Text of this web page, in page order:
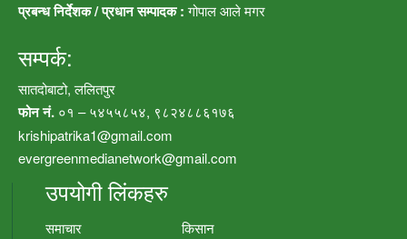
प्रबन्ध निर्देशक / प्रधान सम्पादक :गोपाल आले मगर
सम्पर्क:
सातदोबाटो, ललितपुर
फोन नं. ०१ – ५४५५८५४, ९८२४८८६१७६
krishipatrika1@gmail.com
evergreenmedianetwork@gmail.com
उपयोगी लिंकहरु
समाचार
किसान